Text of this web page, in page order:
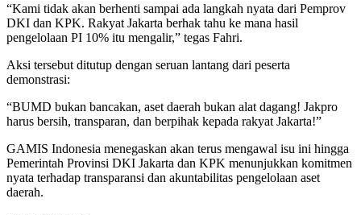
“Kami tidak akan berhenti sampai ada langkah nyata dari Pemprov
DKI dan KPK. Rakyat Jakarta berhak tahu ke mana hasil
pengelolaan PI 10% itu mengalir,” tegas Fahri.
Aksi tersebut ditutup dengan seruan lantang dari peserta
demonstrasi:
“BUMD bukan bancakan, aset daerah bukan alat dagang! Jakpro
harus bersih, transparan, dan berpihak kepada rakyat Jakarta!”
GAMIS Indonesia menegaskan akan terus mengawal isu ini hingga
Pemerintah Provinsi DKI Jakarta dan KPK menunjukkan komitmen
nyata terhadap transparansi dan akuntabilitas pengelolaan aset
daerah.